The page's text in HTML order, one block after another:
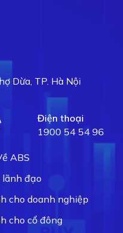
Dừa, TP. Hà Nội
Điện thoại
1900 54 54 96
ABS
lãnh đạo
cho doanh nghiệp
cho cổ đông